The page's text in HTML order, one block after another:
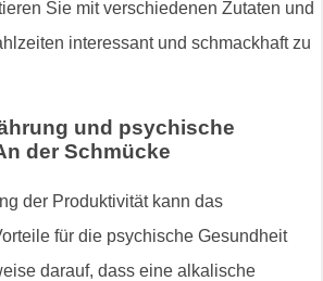
Sie mit verschiedenen Zutaten und
interessant und schmackhaft zu
und psychische
der Schmücke
der Produktivität kann das
für die psychische Gesundheit
darauf, dass eine alkalische